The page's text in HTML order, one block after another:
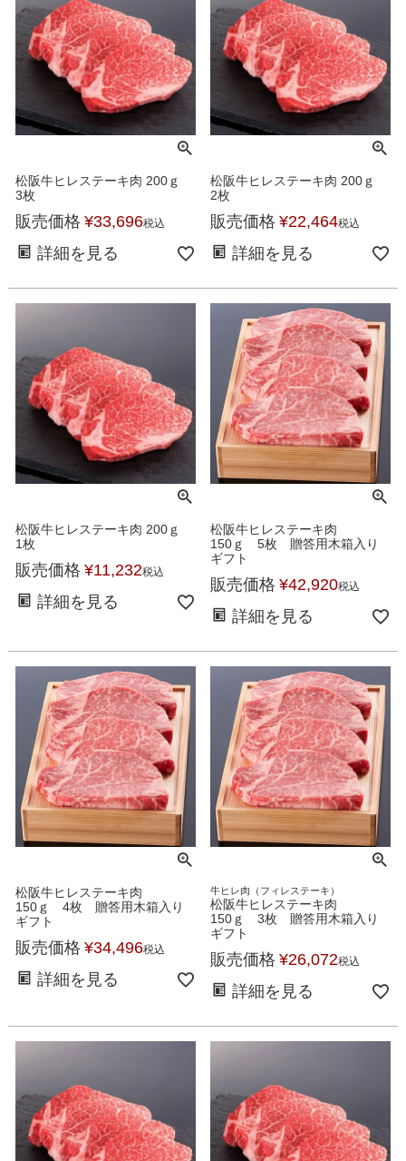
松阪牛ヒレステーキ肉 200ｇ
3枚
販売価格 ¥33,696税込
詳細を見る
松阪牛ヒレステーキ肉 200ｇ
2枚
販売価格 ¥22,464税込
詳細を見る
松阪牛ヒレステーキ肉 200ｇ
1枚
販売価格 ¥11,232税込
詳細を見る
松阪牛ヒレステーキ肉
150ｇ 5枚 贈答用木箱入り
ギフト
販売価格 ¥42,920税込
詳細を見る
松阪牛ヒレステーキ肉
150ｇ 4枚 贈答用木箱入り
ギフト
販売価格 ¥34,496税込
詳細を見る
牛ヒレ肉（フィレステーキ）
松阪牛ヒレステーキ肉
150ｇ 3枚 贈答用木箱入り
ギフト
販売価格 ¥26,072税込
詳細を見る